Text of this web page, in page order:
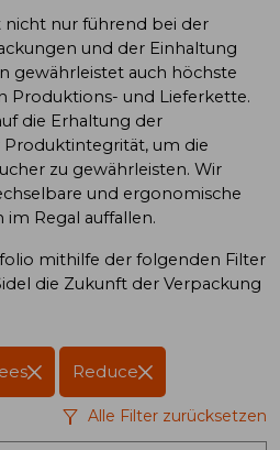
nicht nur führend bei der
und der Einhaltung
gewährleistet auch höchste
Produktions- und Lieferkette.
die Erhaltung der
Produktintegrität, um die
zu gewährleisten. Wir
und ergonomische
Regal auffallen.
mithilfe der folgenden Filter
die Zukunft der Verpackung
Reduce
Alle Filter zurücksetzen